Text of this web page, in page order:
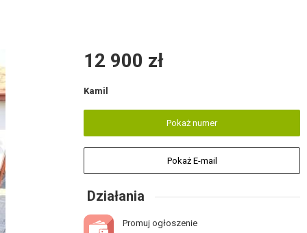
12 900 zł
Kamil
Pokaż numer
Pokaż E-mail
Działania
Promuj ogłoszenie